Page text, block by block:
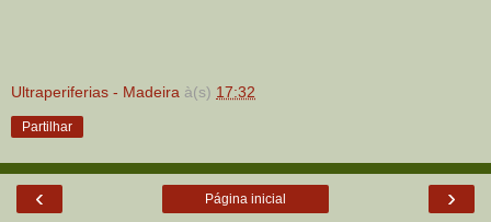
Ultraperiferias - Madeira à(s) 17:32
Partilhar
‹ ›
Página inicial